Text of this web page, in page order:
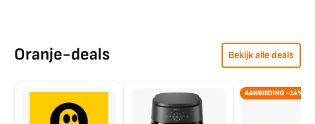
Oranje-deals Bekijk alle deals
AANBIEDING -14%